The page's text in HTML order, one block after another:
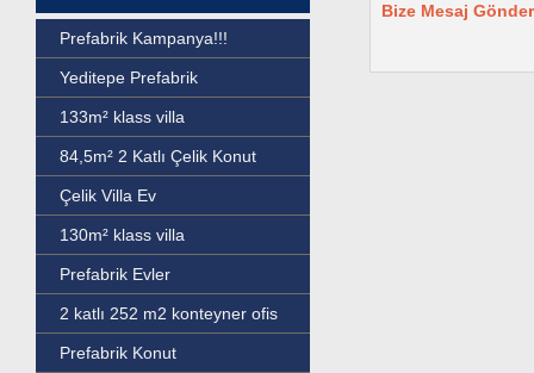
Prefabrik Kampanya!!!
Yeditepe Prefabrik
133m² klass villa
84,5m² 2 Katlı Çelik Konut
Çelik Villa Ev
130m² klass villa
Prefabrik Evler
2 katlı 252 m2 konteyner ofis
Prefabrik Konut
Bize Mesaj